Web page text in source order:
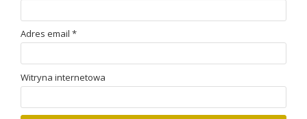
Adres email *
Witryna internetowa